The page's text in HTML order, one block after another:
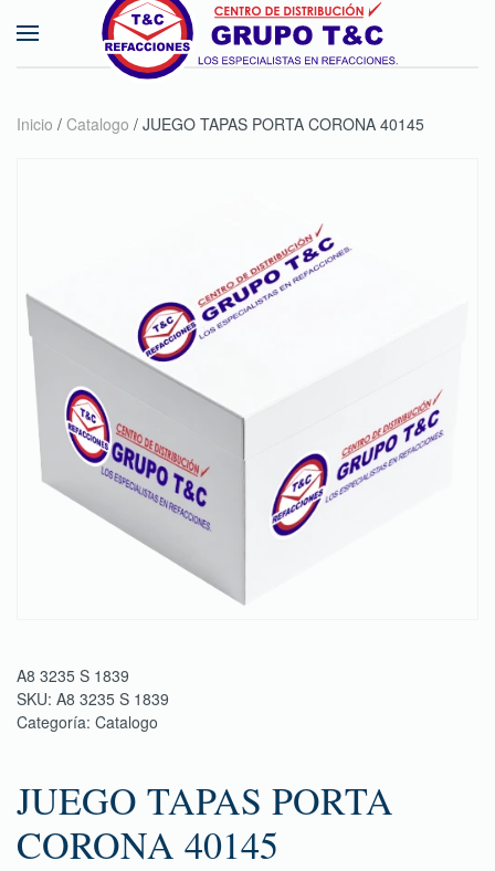
Skip to main content
Inicio / Catalogo / JUEGO TAPAS PORTA CORONA 40145
A8 3235 S 1839
SKU: A8 3235 S 1839
Categoría: Catalogo
JUEGO TAPAS PORTA
CORONA 40145